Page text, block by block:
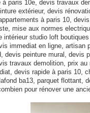
paris 10e, devis travaux
extérieur, devis
à paris 10,
mise aux normes
intérieur studio loft
immediat en ligne, artisan
devis peinture mural, devis
travaux demolition, prix
devis rapide à paris 10,
ba13, parquet flottant,
pour rénover une